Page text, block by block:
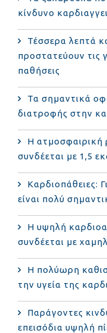
κίνδυνο
Τέσσερα λεπτά
προστατεύουν τις
παθήσεις
Τα σημαντικά
διατροφής στην
Η ατμοσφαιρική
συνδέεται με 1,5
Καρδιοπάθειες:
είναι πολύ
Η υψηλή
συνδέεται με
Η πολύωρη
την υγεία της
Παράγοντες
επεισόδια υψηλή